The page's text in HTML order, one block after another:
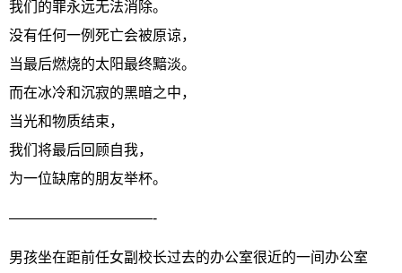
我们的罪永远无法消除。
没有任何一例死亡会被原谅，
当最后燃烧的太阳最终黯淡。
而在冰冷和沉寂的黑暗之中，
当光和物质结束，
我们将最后回顾自我，
为一位缺席的朋友举杯。
——————————-
男孩坐在距前任女副校长过去的办公室很近的一间办公室